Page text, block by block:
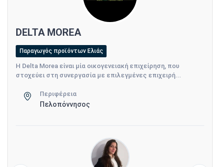
DELTA MOREA
Παραγωγός προϊόντων Ελιάς
Η Delta Morea είναι μία οικογενειακή επιχείρηση, που
στοχεύει στη συνεργασία με επιλεγμένες επιχειρή...
Περιφέρεια
Πελοπόννησος